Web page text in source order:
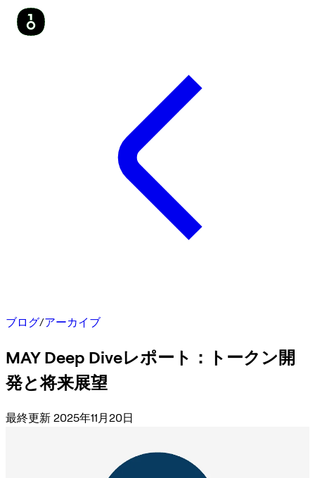
ブログ/アーカイブ
MAY Deep Diveレポート：トークン開
発と将来展望
最終更新 2025年11月20日